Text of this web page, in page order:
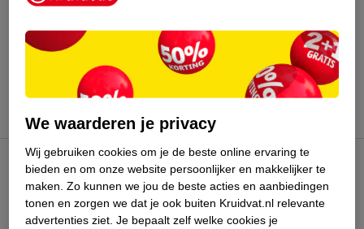
augustus 2026.
Kruidvat Club
Klantenservice
We waarderen je privacy
Wij gebruiken cookies om je de beste online ervaring te
bieden en om onze website persoonlijker en makkelijker te
maken. Zo kunnen we jou de beste acties en aanbiedingen
tonen en zorgen we dat je ook buiten Kruidvat.nl relevante
advertenties ziet. Je bepaalt zelf welke cookies je